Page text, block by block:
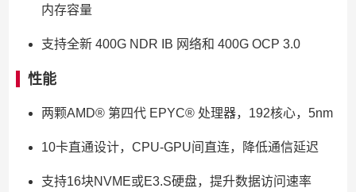
内存容量
支持全新 400G NDR IB 网络和 400G OCP 3.0
性能
两颗AMD® 第四代 EPYC® 处理器，192核心，5nm
10卡直通设计，CPU-GPU间直连，降低通信延迟
支持16块NVME或E3.S硬盘，提升数据访问速率